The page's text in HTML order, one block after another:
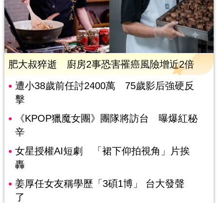
肥大叔猝逝 廚房2事恐害罹癌風險增近2倍
遭小38歲前任討2400萬 75歲影后強硬反
擊
《KPOP獵魔女團》團隊將訪台 曝爆紅秘
辛
女星授權AI短劇 「裙下仰拍視角」片挨
轟
姜厚任女友稱學歷「3碩1博」 台大發聲
了